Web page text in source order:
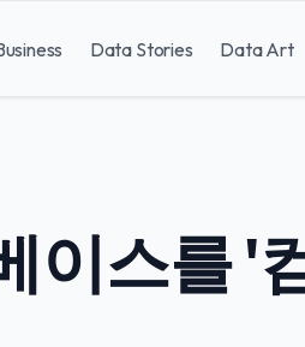
Data Stories Data Art
이스를 '